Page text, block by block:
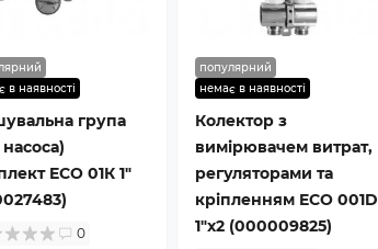
в наявності
група
ECO 01К 1″
0
популярний
немає в наявності
Колектор з
вимірювачем витрат,
регуляторами та
кріпленням ECO 001D
1″x2 (000009825)